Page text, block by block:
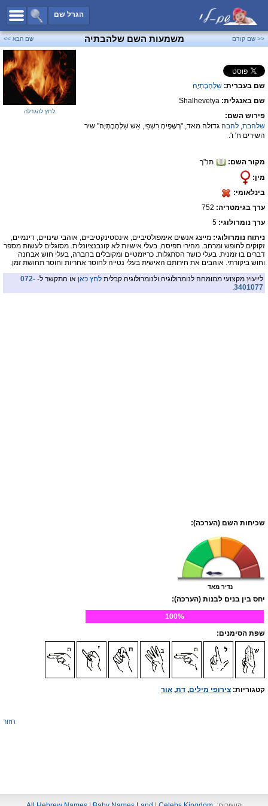
הגרל שם
כל השמות
שמות לבנים
שמות לבנות
שמות משותפים
שמות נפוצים
פייסבוק
<< שם קודם משמעות השם שלהבתיה שם הבא >>
שם בעברית: שַׁלְהֶבֶתְיָה
שם באנגלית: Shalhevetya
פירוש השם:
שלהבת, להבה גדולה מאד, "רְשָׁפֶיהָ רִשְׁפֵּי, אֵשׁ שַׁלְהֶבֶתְיָה" שיר
השירים ח' ו'.
מקור השם:
תנ"ך
מין:
בינלאומי:
ערך בגימטריה:
ערך נומרולוגי: 5
לחץ להגדלה
ניתוח נומרולוגי: מייצג אנשים אימפולסיביים, אינסטינקטיביים, אוהבי שינויים, דינמיים,
זקוקים לחופש ומרחב. מהירי תפיסה, בעלי אישיות לא קונבנציונלית. מסוגלים לעשות מספר
דברים בו זמנית. בעלי כושר הסתגלות. כריזמטיים ומקובלים בחברה, בעלי חוש אבחנה
וחוש ביקורתי. אוהבים את חירותם האישית בעלי נטייה לחוסר אחריות וחוסר תחושת זמן.
לייעוץ מקצועי ממומחה לנומרולוגיה ולנומרולוגיה קבלית לחץ כאן או התקשר ל- 072-
3401077
.
שכיחות השם (הערכה):
נדיר מאד
יחס בין בנים לבנות (הערכה):
100%
שפת הסימנים:
קטגוריות: צירופי מילים, דת, אור
חזור